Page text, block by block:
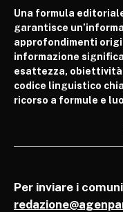
Una formula
garantisce
approfondimenti
informazione
esattezza,
codice linguistico
ricorso a formule e
Per inviare i